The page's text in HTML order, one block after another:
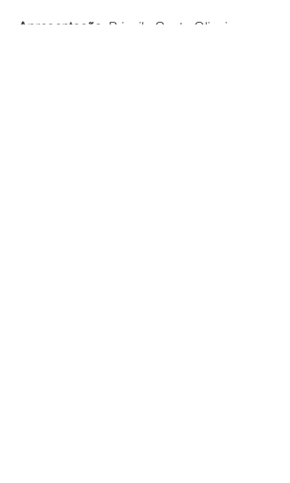
Apresentação: Priscila Costa Oliveira e